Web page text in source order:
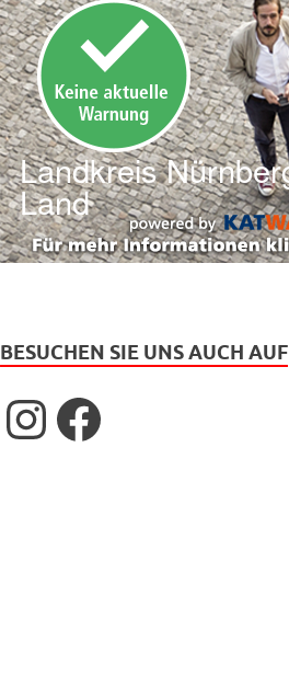
BESUCHEN SIE UNS AUCH AUF